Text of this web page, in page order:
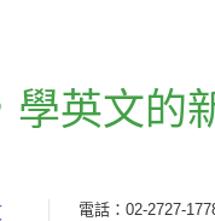
學英文的
電話：02-2727-